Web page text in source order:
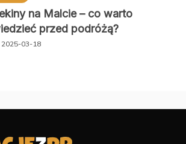
na Malcie – co warto
przed podróżą?
2025-03-18